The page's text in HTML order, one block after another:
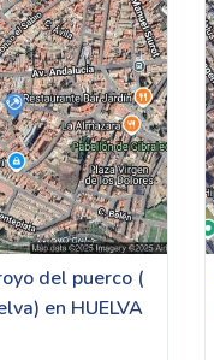
del puerco (
en HUELVA